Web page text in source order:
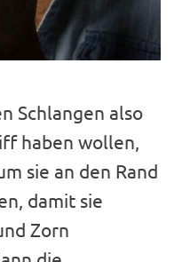
Schlangen also
haben wollen,
sie an den Rand
damit sie
Zorn